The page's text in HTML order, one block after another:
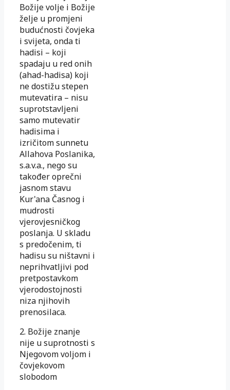
Božije volje i Božije
želje u promjeni
budućnosti čovjeka
i svijeta, onda ti
hadisi – koji
spadaju u red onih
(ahad-hadisa) koji
ne dostižu stepen
mutevatira – nisu
suprotstavljeni
samo mutevatir
hadisima i
izričitom sunnetu
Allahova Poslanika,
s.a.v.a., nego su
također oprečni
jasnom stavu
Kur'ana Časnog i
mudrosti
vjerovjesničkog
poslanja. U skladu
s predočenim, ti
hadisu su ništavni i
neprihvatljivi pod
pretpostavkom
vjerodostojnosti
niza njihovih
prenosilaca.
2. Božije znanje
nije u suprotnosti s
Njegovom voljom i
čovjekovom
slobodom